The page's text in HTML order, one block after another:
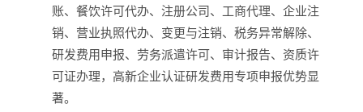
账、餐饮许可代办、注册公司、工商代理、企业注
销、营业执照代办、变更与注销、税务异常解除、
研发费用申报、劳务派遣许可、审计报告、资质许
可证办理，高新企业认证研发费用专项申报优势显
著。